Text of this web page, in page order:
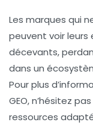
Les marques qui
peuvent voir
décevants,
dans un
Pour plus
GEO, n’hésitez
ressources